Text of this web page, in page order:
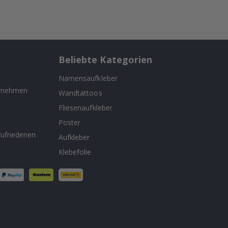
Beliebte Kategorien
Namensaufkleber
Wandtattoos
Fliesenaufkleber
Poster
Aufkleber
Klebefolie